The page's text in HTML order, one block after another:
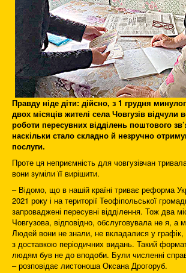
Правду ніде діти: дійсно, з 1 грудня
двох місяців жителі села Човгузів відчули
роботи пересувних відділень поштового
наскільки стало складно й незручно
послуги.
Проте ця неприєм­ність для човгузівчан
вони зуміли її вирішити.
– Відомо, що в нашій країні триває реформа
2021 року і на території Теофіпольської
запроваджені пересувні відділення. Тож два
Човгузова, відповідно, обслуговувала не я, а
Людей вони не знали, не вкладалися у
з доставкою періодичних видань. Такий
людям був не до вподоби. Були численні
– розповідає листоноша Оксана Дрогоруб.